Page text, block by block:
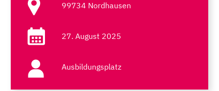
99734 Nordhausen
27. August 2025
Ausbildungsplatz